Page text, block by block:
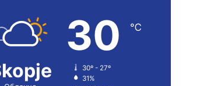
30 ℃
30º - 27º
31%